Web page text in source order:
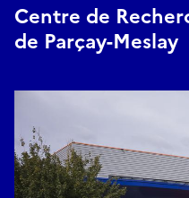
Centre de
de Parçay-Meslay